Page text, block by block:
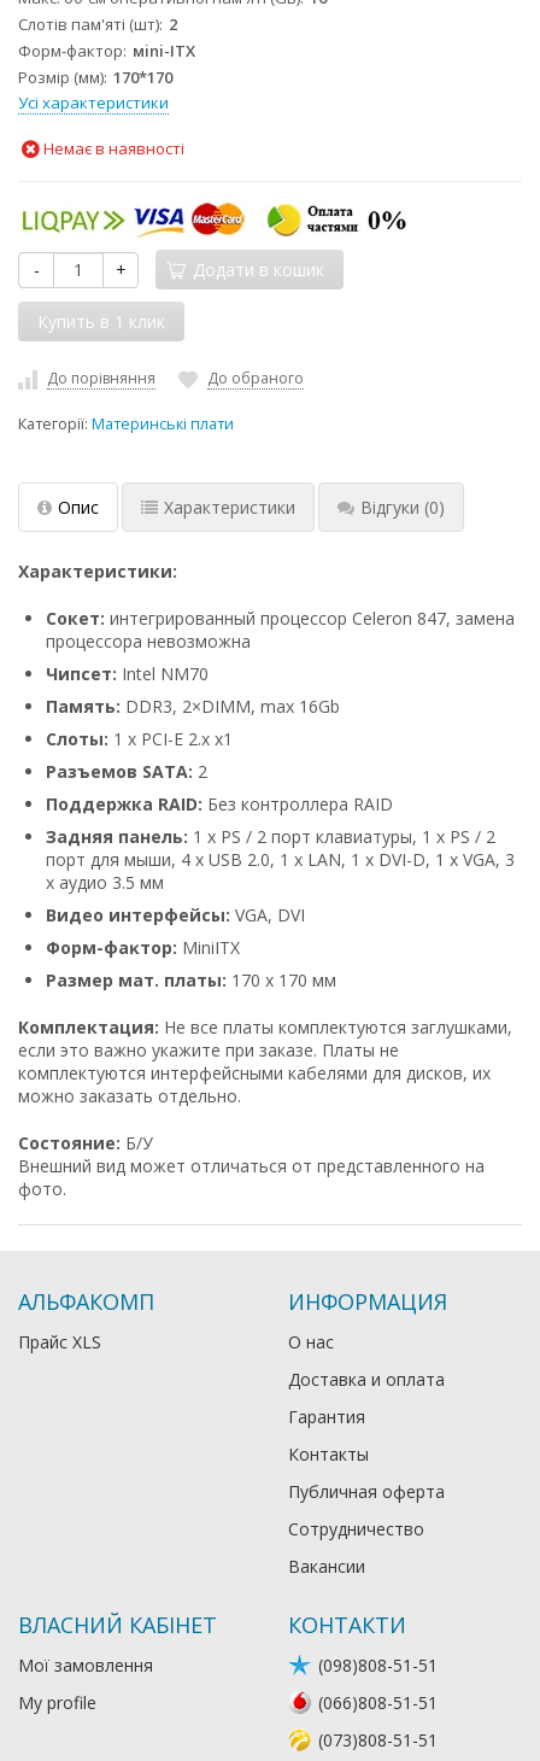
Слотів пам'яті (шт) 2
Форм-фактор мini-ITX
Розмір (мм) 170*170
Усі характеристики
Немає в наявності
- + Додати в кошик
До порівняння До обраного
Категорії: Материнські плати
Опис Характеристики Відгуки (0)
Характеристики:
Сокет: интегрированный процессор Celeron 847, замена
процессора невозможна
Чипceт: Intel NM70
Память: DDR3, 2×DIMM, max 16Gb
Cлoты: 1 x PCI-E 2.x x1
Рaзъeмoв ЅАТА: 2
Поддержка RAID: Без контроллера RAID
Задняя панель: 1 х PS / 2 порт клавиатуры, 1 х PS / 2
порт для мыши, 4 х USB 2.0, 1 х LAN, 1 х DVI-D, 1 х VGA, 3
х аудио 3.5 мм
Видео интерфейсы: VGA, DVI
Фopм-фaĸтop: MiniITX
Размер мат. платы: 170 x 170 мм
Комплектация: Не все платы комплектуются заглушками,
если это важно укажите при заказе. Платы не
комплектуются интерфейсными кабелями для дисков, их
можно заказать отдельно.
Состояние: Б/У
Внешний вид может отличаться от представленного на
фото.
АЛЬФАКОМП
Прайс XLS
ИНФОРМАЦИЯ
О нас
Доставка и оплата
Гарантия
Контакты
Публичная оферта
Сотрудничество
Вакансии
ВЛАСНИЙ КАБІНЕТ
Мої замовлення
My profile
КОНТАКТИ
(098)808-51-51
(066)808-51-51
(073)808-51-51